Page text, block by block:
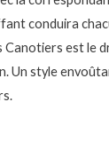
conduira
est le
Un style